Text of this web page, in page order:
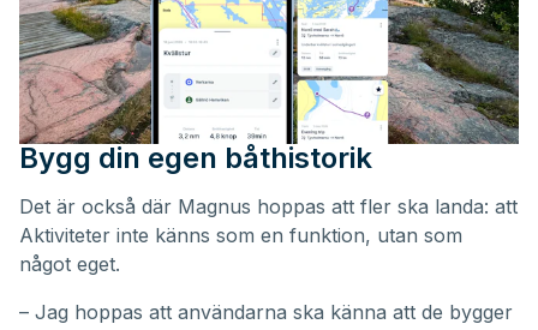
Bygg din egen båthistorik
Det är också där Magnus hoppas att fler ska landa: att
Aktiviteter inte känns som en funktion, utan som
något eget.
– Jag hoppas att användarna ska känna att de bygger